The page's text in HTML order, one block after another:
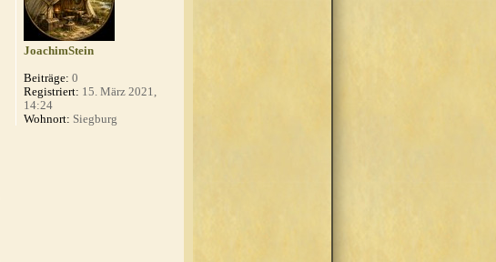
JoachimStein
Beiträge: 0
Registriert: 15. März 2021,
14:24
Wohnort: Siegburg